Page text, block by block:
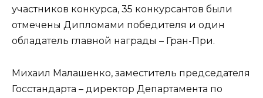
участников конкурса, 35 конкурсантов были
отмечены Дипломами победителя и один
обладатель главной награды – Гран-При.
Михаил Малашенко, заместитель председателя
Госстандарта – директор Департамента по